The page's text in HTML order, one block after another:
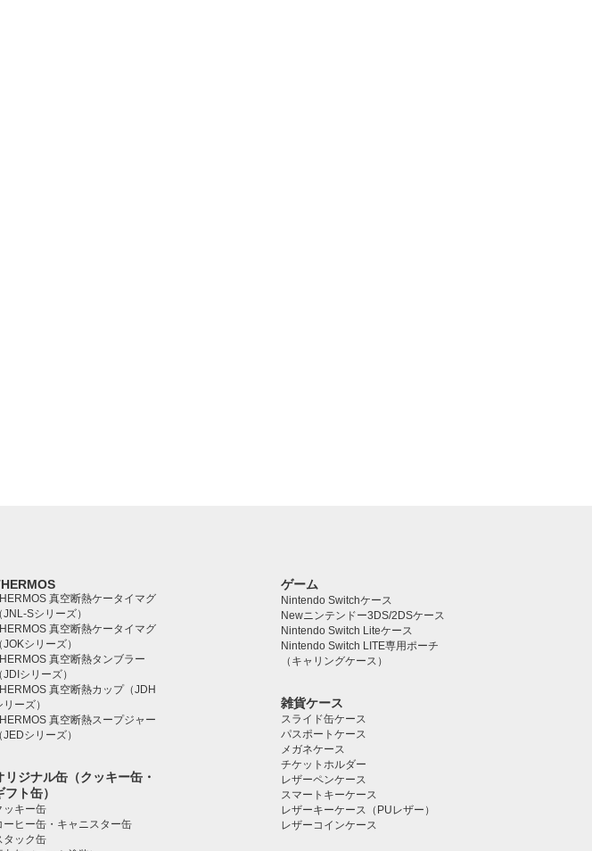
真空断熱ケータイマグ
（JNL-Sシリーズ）
真空断熱ケータイマグ
（JOKシリーズ）
真空断熱タンブラー
（JDIシリーズ）
真空断熱カップ（JDH
リーズ）
真空断熱スープジャー
（JEDシリーズ）
リジナル缶（クッキー缶・
フト缶）
ッキー缶
ーヒー缶・キャニスター缶
タック缶
ゲーム
Nintendo Switchケース
Newニンテンドー3DS/2DSケース
Nintendo Switch Liteケース
Nintendo Switch LITE専用ポーチ
（キャリングケース）
雑貨ケース
スライド缶ケース
パスポートケース
メガネケース
チケットホルダー
レザーペンケース
スマートキーケース
レザーキーケース（PUレザー）
レザーコインケース